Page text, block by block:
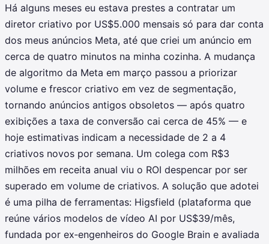
Há alguns meses eu estava prestes a contratar um
diretor criativo por US$5.000 mensais só para dar conta
dos meus anúncios Meta, até que criei um anúncio em
cerca de quatro minutos na minha cozinha. A mudança
de algoritmo da Meta em março passou a priorizar
volume e frescor criativo em vez de segmentação,
tornando anúncios antigos obsoletos — após quatro
exibições a taxa de conversão cai cerca de 45% — e
hoje estimativas indicam a necessidade de 2 a 4
criativos novos por semana. Um colega com R$3
milhões em receita anual viu o ROI despencar por ser
superado em volume de criativos. A solução que adotei
é uma pilha de ferramentas: Higsfield (plataforma que
reúne vários modelos de vídeo AI por US$39/mês,
fundada por ex‑engenheiros do Google Brain e avaliada